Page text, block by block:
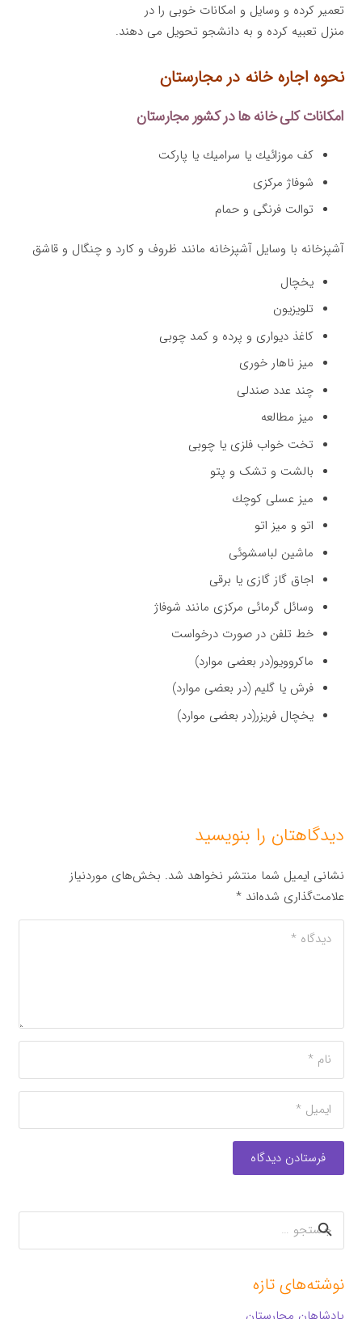
تعمیر کرده و وسایل و امکانات خوبی را در
منزل تعبیه کرده و به دانشجو تحویل می دهند.
نحوه اجاره خانه در مجارستان
امکانات کلی خانه ها در کشور مجارستان
كف موزائیك یا سرامیك یا پاركت
شوفاژ مركزی
توالت فرنگی و حمام
آشپزخانه با وسایل آشپزخانه مانند ظروف و کارد و چنگال و قاشق
یخچال
تلویزیون
كاغذ دیواری و پرده و كمد چوبی
میز ناهار خوری
چند عدد صندلی
میز مطالعه
تخت خواب فلزی یا چوبی
بالشت و تشک و پتو
میز عسلی كوچك
اتو و میز اتو
ماشین لباسشوئی
اجاق گاز گازی یا برقی
وسائل گرمائی مركزی مانند شوفاژ
خط تلفن در صورت درخواست
ماكروویو(در بعضی موارد)
فرش یا گلیم (در بعضی موارد)
یخچال فریزر(در بعضی موارد)
دیدگاهتان را بنویسید
نشانی ایمیل شما منتشر نخواهد شد. بخش‌های موردنیاز
علامت‌گذاری شده‌اند*
فرستادن دیدگاه
جستجو
برای:
نوشته‌های تازه